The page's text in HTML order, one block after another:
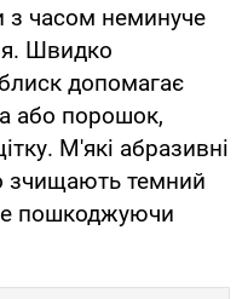
з часом неминуче
Швидко
допомагає
або порошок,
М'які абразивні
зчищають темний
пошкоджуючи